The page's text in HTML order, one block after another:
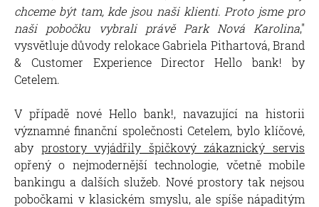
chceme být tam, kde jsou naši klienti. Proto jsme pro
naši pobočku vybrali právě Park Nová Karolina,"
vysvětluje důvody relokace Gabriela Pithartová, Brand
& Customer Experience Director Hello bank! by
Cetelem.
V případě nové Hello bank!, navazující na historii
významné finanční společnosti Cetelem, bylo klíčové,
aby prostory vyjádřily špičkový zákaznický servis
opřený o nejmodernější technologie, včetně mobile
bankingu a dalších služeb. Nové prostory tak nejsou
pobočkami v klasickém smyslu, ale spíše nápaditým